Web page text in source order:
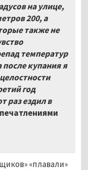
на улице,
200, а
также не
температур
после купания я
год
раз ездил в
«плавали»